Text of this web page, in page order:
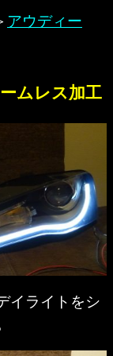
アウディー
ムレス加工
イライトをシ